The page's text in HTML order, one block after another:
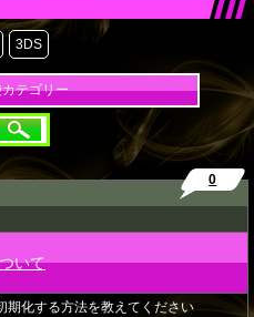
3DS
テゴリー
0
いて
期化する方法を教えてください